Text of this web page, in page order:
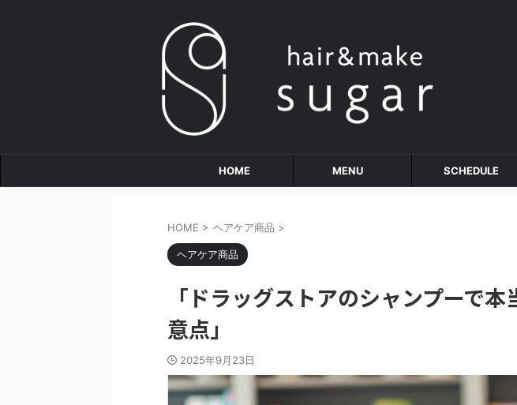
HOME MENU SCHEDULE
HOME > ヘアケア商品 >
ヘアケア商品
「ドラッグストアのシャンプーで
意点」
2025年9月23日